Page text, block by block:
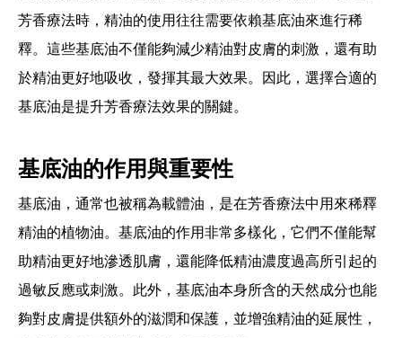
芳香療法時，精油的使用往往需要依賴基底油來進行稀
釋。這些基底油不僅能夠減少精油對皮膚的刺激，還有助
於精油更好地吸收，發揮其最大效果。因此，選擇合適的
基底油是提升芳香療法效果的關鍵。
基底油的作用與重要性
基底油，通常也被稱為載體油，是在芳香療法中用來稀釋
精油的植物油。基底油的作用非常多樣化，它們不僅能幫
助精油更好地滲透肌膚，還能降低精油濃度過高所引起的
過敏反應或刺激。此外，基底油本身所含的天然成分也能
夠對皮膚提供額外的滋潤和保護，並增強精油的延展性，